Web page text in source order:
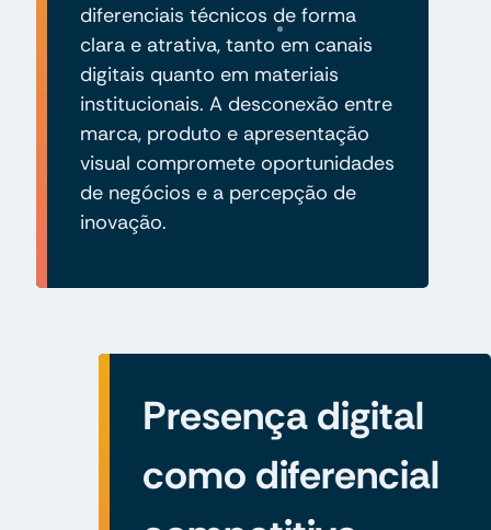
diferenciais técnicos de forma
clara e atrativa, tanto em canais
digitais quanto em materiais
institucionais. A desconexão entre
marca, produto e apresentação
visual compromete oportunidades
de negócios e a percepção de
inovação.
Presença digital
como diferencial